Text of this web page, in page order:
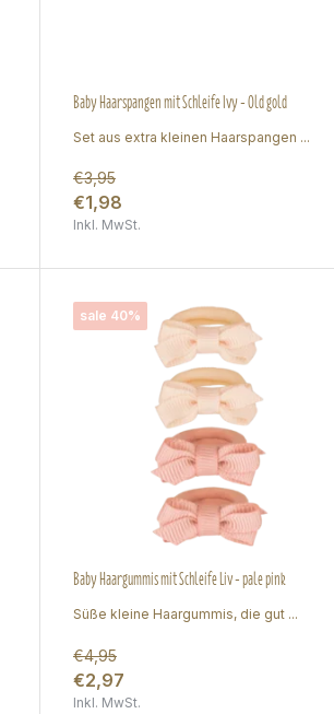
Baby Haarspangen mit Schleife Ivy - Old gold
Set aus extra kleinen Haarspangen ...
€3,95
€1,98
Inkl. MwSt.
sale 40%
Baby Haargummis mit Schleife Liv - pale pink
Süße kleine Haargummis, die gut ...
€4,95
€2,97
Inkl. MwSt.